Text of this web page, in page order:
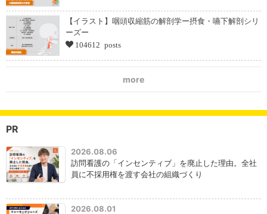
【イラスト】咽頭収縮筋の解剖学ー摂食・嚥下解剖シリ
ーズー
104612 posts
more
PR
2026.08.06
訪問看護の「インセンティブ」を廃止した理由。全社
員に不採用権を渡す会社の組織づくり
2026.08.01